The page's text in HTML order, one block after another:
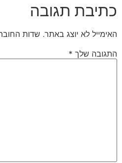
כתיבת תגובה
האימייל לא יוצג באתר. שדות
התגובה שלך *